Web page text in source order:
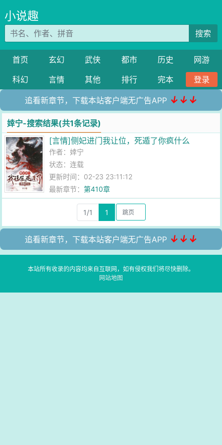
小说趣
搜索
首页 玄幻 武侠 都市 历史
网游
科幻
言情 其他 排行 完本 登录
追看新章节，下载本站客户端无广告APP ↓↓↓
婞宁-搜索结果(共1条记录)
[言情]侧妃进门我让位，死遁了你疯什么
作者：婞宁
状态：连载
更新时间：02-23 23:11:12
最新章节：第410章
1/1 1
追看新章节，下载本站客户端无广告APP ↓↓↓
本站所有收录的内容均来自互联网，如有侵权我们将尽快删除。
网站地图